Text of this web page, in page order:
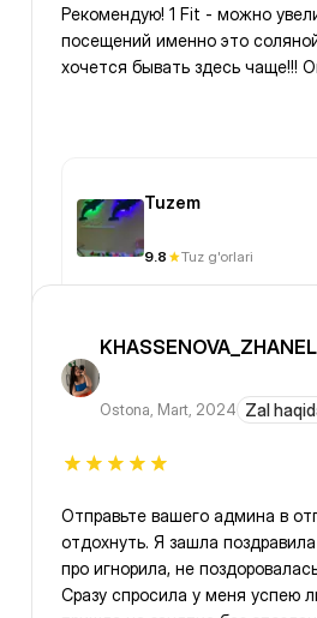
Рекомендую! 1 Fit - можно увеличить количество
посещений именно это
хочется бывать здесь чаще!!!
Tuzem
9.8 Tuz g'orlari
KHASSENOVA_ZHANEL
Ostona, Mart, 2024 Zal
Отправьте вашего админа в
отдохнуть. Я зашла поздравила ее с праздником, она
про игнорила, не
Сразу спросила у меня успею